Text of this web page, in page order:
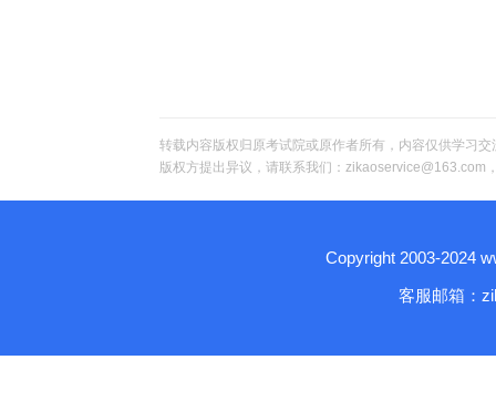
转载内容版权归原考试院或原作者所有，内容仅供学习
版权方提出异议，请联系我们：zikaoservice@163.com
Copyright 2003-2024
客服邮箱：